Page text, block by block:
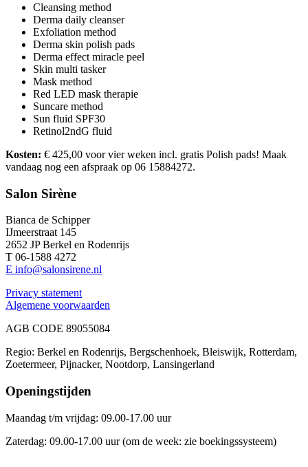
Cleansing method
Derma daily cleanser
Exfoliation method
Derma skin polish pads
Derma effect miracle peel
Skin multi tasker
Mask method
Red LED mask therapie
Suncare method
Sun fluid SPF30
Retinol2ndG fluid
Kosten: € 425,00 voor vier weken incl. gratis Polish pads! Maak
vandaag nog een afspraak op 06 15884272.
Salon Sirène
Bianca de Schipper
IJmeerstraat 145
2652 JP Berkel en Rodenrijs
T 06-1588 4272
E info@salonsirene.nl
Privacy statement
Algemene voorwaarden
AGB CODE 89055084
Regio: Berkel en Rodenrijs, Bergschenhoek, Bleiswijk, Rotterdam,
Zoetermeer, Pijnacker, Nootdorp, Lansingerland
Openingstijden
Maandag t/m vrijdag: 09.00-17.00 uur
Zaterdag: 09.00-17.00 uur (om de week: zie boekingssysteem)